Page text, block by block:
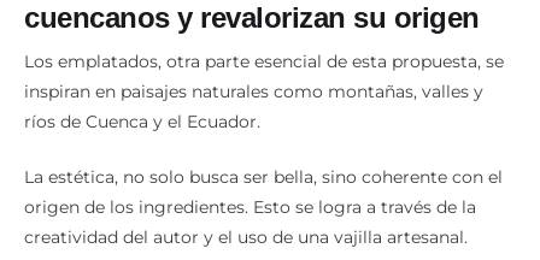
cuencanos y revalorizan su origen
Los emplatados, otra parte esencial de esta propuesta, se
inspiran en paisajes naturales como montañas, valles y
ríos de Cuenca y el Ecuador.
La estética, no solo busca ser bella, sino coherente con el
origen de los ingredientes. Esto se logra a través de la
creatividad del autor y el uso de una vajilla artesanal.